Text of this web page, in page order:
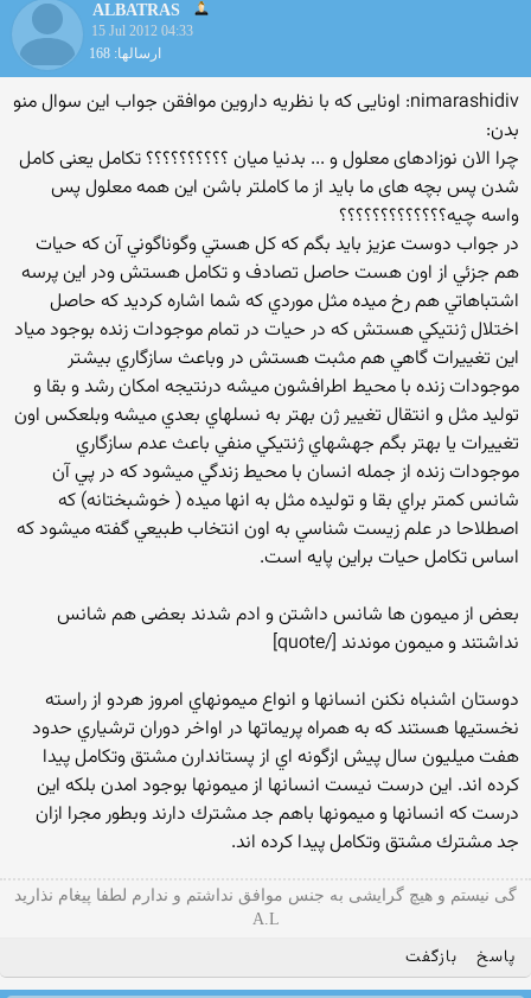
ALBATRAS
15 Jul 2012 04:33
ارسالها: 168
nimarashidiv: اونایی که با نظریه داروین موافقن جواب این سوال منو
بدن:
چرا الان نوزادهای معلول و ... بدنیا میان ؟؟؟؟؟؟؟؟؟؟ تکامل یعنی کامل
شدن پس بچه های ما باید از ما کاملتر باشن این همه معلول پس
واسه چیه؟؟؟؟؟؟؟؟؟؟؟؟؟
در جواب دوست عزيز بايد بگم كه كل هستي وگوناگوني آن كه حيات
هم جزئي از اون هست حاصل تصادف و تكامل هستش ودر اين پرسه
اشتباهاتي هم رخ ميده مثل موردي كه شما اشاره كرديد كه حاصل
اختلال ژنتيكي هستش كه در حيات در تمام موجودات زنده بوجود مياد
اين تغييرات گاهي هم مثبت هستش در وباعث سازگاري بيشتر
موجودات زنده با محيط اطرافشون ميشه درنتيجه امكان رشد و بقا و
توليد مثل و انتقال تغيير ژن بهتر به نسلهاي بعدي ميشه وبلعكس اون
تغييرات يا بهتر بگم جهشهاي ژنتيكي منفي باعث عدم سازگاري
موجودات زنده از جمله انسان با محيط زندگي ميشود كه در پي آن
شانس كمتر براي بقا و توليده مثل به انها ميده ( خوشبختانه) كه
اصطلاحا در علم زيست شناسي به اون انتخاب طبيعي گفته ميشود كه
اساس تكامل حيات براين پايه است.
بعض از میمون ها شانس داشتن و ادم شدند بعضی هم شانس
نداشتند و میمون موندند [/quote]
دوستان اشنباه نكنن انسانها و انواع ميمونهاي امروز هردو از راسته
نخستيها هستند كه به همراه پريماتها در اواخر دوران ترشياري حدود
هفت ميليون سال پيش ازگونه اي از پستاندارن مشتق وتكامل پيدا
كرده اند. اين درست نيست انسانها از ميمونها بوجود امدن بلكه اين
درست كه انسانها و ميمونها باهم جد مشترك دارند وبطور مجرا ازان
جد مشترك مشتق وتكامل پيدا كرده اند.
گی نیستم و هیچ گرایشی به جنس موافق نداشتم و ندارم لطفا پیغام نذارید
A.L
پاسخ بازگفت